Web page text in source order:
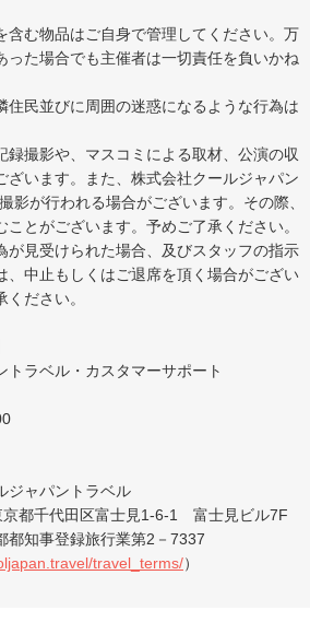
含む物品はご自身で管理してください。万
った場合でも主催者は一切責任を負いかね
住民並びに周囲の迷惑になるような行為は
録撮影や、マスコミによる取材、公演の収
ざいます。また、株式会社クールジャパン
影が行われる場合がございます。その際、
とがございます。予めご了承ください。
が見受けられた場合、及びスタッフの指示
、中止もしくはご退席を頂く場合がござい
ださい。
トラベル・カスタマーサポート
ジャパントラベル
京都千代田区富士見1-6-1 富士見ビル7F
都知事登録旅行業第2－7337
travel_terms/）